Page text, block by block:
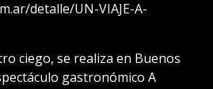
detalle/UN-VIAJE-A-
ciego, se realiza en Buenos
gastronómico A